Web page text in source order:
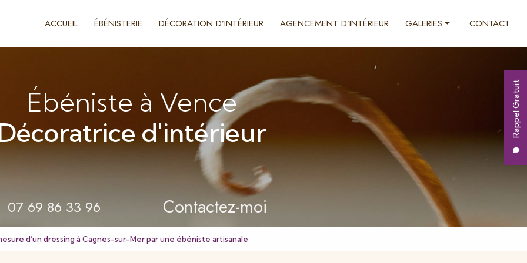
Rappel Gratuit
ACCUEIL ÉBÉNISTERIE DÉCORATION D’INTÉRIEUR AGENCEMENT D’INTÉRIEUR GALERIES CONTACT
Ébéniste à Vence
d'intérieur
07 69 86 33 96 Contactez-moi
d’un dressing à Cagnes-sur-Mer par une ébéniste artisanale